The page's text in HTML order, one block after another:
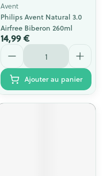
Avent
Philips Avent Natural 3.0
Airfree Biberon 260ml
14,99 €
Quantité
Ajouter au panier